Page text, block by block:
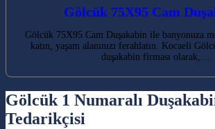
Gölcük 75X95 Cam
Gölcük 75X95 Cam Duşakabin ile banyonuza
katın, yaşam alanınızı ferahlatın. Kocaeli
duşakabin firması olarak,…
Gölcük 1 Numaralı
Tedarikçisi